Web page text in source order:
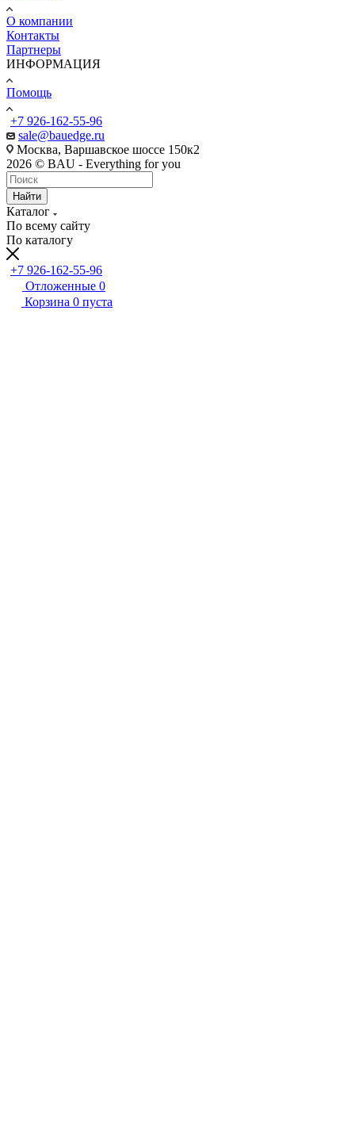
О компании
Контакты
Партнеры
ИНФОРМАЦИЯ
Помощь
+7 926-162-55-96
sale@bauedge.ru
Москва, Варшавское шоссе 150к2
2026 © BAU - Everything for you
Найти
Каталог
По всему сайту
По каталогу
+7 926-162-55-96
Отложенные 0
Корзина 0 пуста